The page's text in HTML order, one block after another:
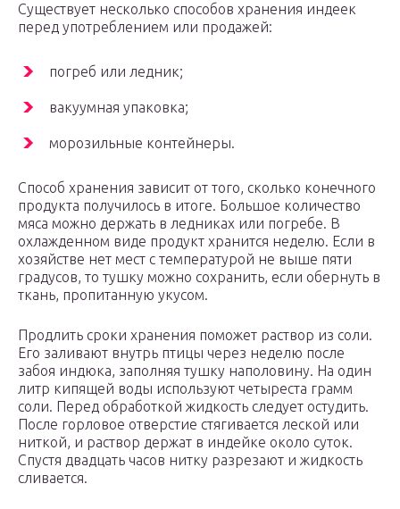
Существует несколько способов хранения индеек
перед употреблением или продажей:
погреб или ледник;
вакуумная упаковка;
морозильные контейнеры.
Способ хранения зависит от того, сколько конечного
продукта получилось в итоге. Большое количество
мяса можно держать в ледниках или погребе. В
охлажденном виде продукт хранится неделю. Если в
хозяйстве нет мест с температурой не выше пяти
градусов, то тушку можно сохранить, если обернуть в
ткань, пропитанную укусом.
Продлить сроки хранения поможет раствор из соли.
Его заливают внутрь птицы через неделю после
забоя индюка, заполняя тушку наполовину. На один
литр кипящей воды используют четыреста грамм
соли. Перед обработкой жидкость следует остудить.
После горловое отверстие стягивается леской или
ниткой, и раствор держат в индейке около суток.
Спустя двадцать часов нитку разрезают и жидкость
сливается.